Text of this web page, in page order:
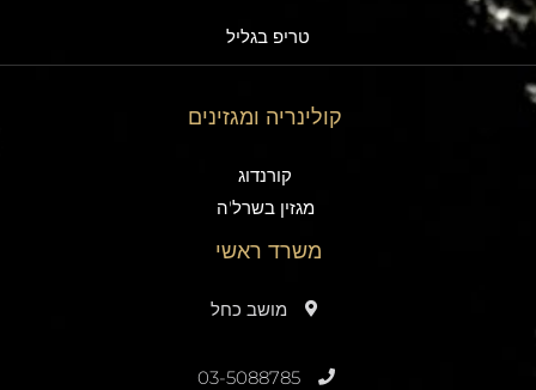
טריפ בגליל
קולינריה ומגזינים
קורנדוג
מגזין בשרל'ה
משרד ראשי
מושב כחל
03-5088785